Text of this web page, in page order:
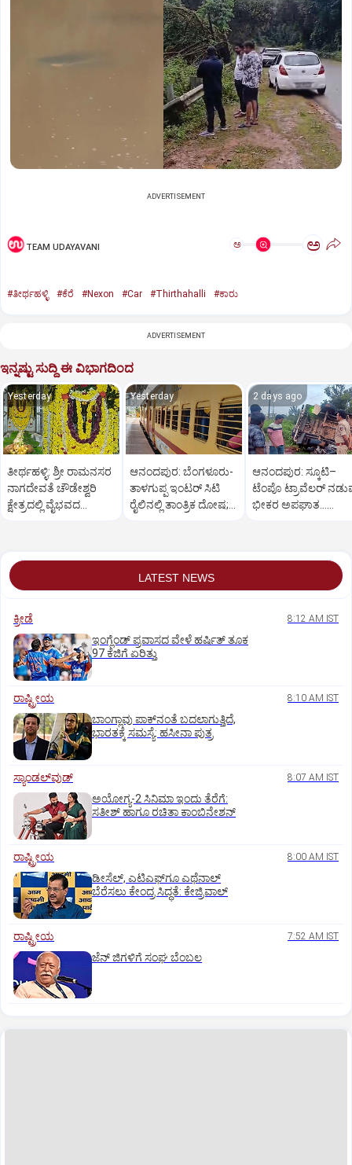
ADVERTISEMENT
TEAM UDAYAVANI ಅ ಅ
#ತೀರ್ಥಹಳ್ಳಿ #ಕೆರೆ #Nexon #Car #Thirthahalli #ಕಾರು
ADVERTISEMENT
ಇನ್ನಷ್ಟು ಸುದ್ದಿ ಈ ವಿಭಾಗದಿಂದ
Yesterday
ತೀರ್ಥಹಳ್ಳಿ: ಶ್ರೀ ರಾಮನಸರ
ನಾಗದೇವತೆ ಚೌಡೇಶ್ವರಿ
ಕ್ಷೇತ್ರದಲ್ಲಿ ವೈಭವದ
Yesterday
ಆನಂದಪುರ: ಬೆಂಗಳೂರು-
ತಾಳಗುಪ್ಪ ಇಂಟರ್ ಸಿಟಿ
ರೈಲಿನಲ್ಲಿ ತಾಂತ್ರಿಕ ದೋಷ;
2 days ago
ಆನಂದಪುರ: ಸ್ಕೂಟಿ–
ಟೆಂಪೊ ಟ್ರಾವೆಲರ್
ಭೀಕರ ಅಪಘಾತ...
LATEST NEWS
ಕ್ರೀಡೆ 8:12 AM IST
ಇಂಗ್ಲೆಂಡ್‌ ಪ್ರವಾಸದ ವೇಳೆ ಹರ್ಷಿತ್‌ ತೂಕ
97 ಕೆಜಿಗೆ ಏರಿತ್ತು
ರಾಷ್ಟ್ರೀಯ 8:10 AM IST
ಬಾಂಗ್ಲಾವು ಪಾಕ್‌ನಂತೆ ಬದಲಾಗುತ್ತಿದೆ,
ಭಾರತಕ್ಕೆ ಸಮಸ್ಯೆ: ಹಸೀನಾ ಪುತ್ರ
ಸ್ಯಾಂಡಲ್‌ವುಡ್‌ 8:07 AM IST
ಅಯೋಗ್ಯ-2 ಸಿನಿಮಾ ಇಂದು ತೆರೆಗೆ:
ಸತೀಶ್‌ ಹಾಗೂ ರಚಿತಾ ಕಾಂಬಿನೇಶನ್‌
ರಾಷ್ಟ್ರೀಯ 8:00 AM IST
ಡೀಸೆಲ್‌, ಎಟಿಎಫ್‌ಗೂ ಎಥೆನಾಲ್‌
ಬೆರೆಸಲು ಕೇಂದ್ರ ಸಿದ್ಧತೆ: ಕೇಜ್ರಿವಾಲ್‌
ರಾಷ್ಟ್ರೀಯ 7:52 AM IST
ಜೆನ್‌ ಜಿಗಳಿಗೆ ಸಂಘ ಬೆಂಬಲ